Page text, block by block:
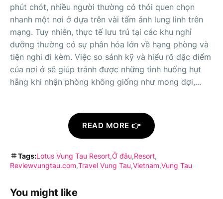
phút chót, nhiều người thường có thói quen chọn
nhanh một nơi ở dựa trên vài tấm ảnh lung linh trên
mạng. Tuy nhiên, thực tế lưu trú tại các khu nghỉ
dưỡng thường có sự phân hóa lớn về hạng phòng và
tiện nghi đi kèm. Việc so sánh kỹ và hiểu rõ đặc điểm
của nơi ở sẽ giúp tránh được những tình huống hụt
hẫng khi nhận phòng không giống như mong đợi,...
READ MORE 👉
Tags:Lotus Vung Tau Resort Ở đâu Resort
Reviewvungtau.com Travel Vung Tau Vietnam Vung Tau
You might like